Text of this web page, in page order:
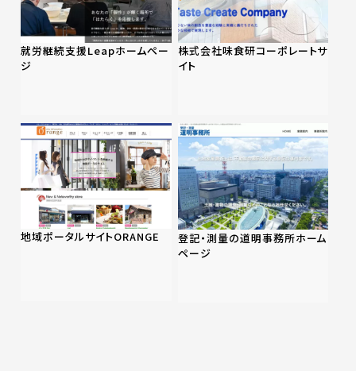
就労継続支援Leapホームペー
ジ
株式会社味食研コーポレートサ
イト
地域ポータルサイトORANGE
登記・測量の道明事務所ホーム
ページ